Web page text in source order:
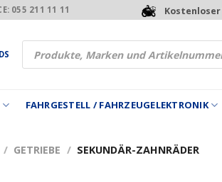
055 211 11 11 Kostenloser
Products
search
FAHRGESTELL / FAHRZEUGELEKTRONIK
/ GETRIEBE / SEKUNDÄR-ZAHNRÄDER